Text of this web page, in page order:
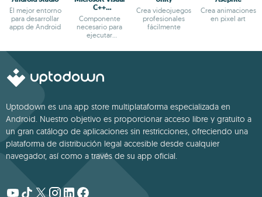
El mejor entorno
para desarrollar
apps de Android
C++
Redistributable
Componente
necesario para
ejecutar
Visual C++
Crea videojuegos
profesionales
fácilmente
Crea animaciones
en pixel art
Uptodown es una app store multiplataforma especializada en
Android. Nuestro objetivo es proporcionar acceso libre y gratuito a
un gran catálogo de aplicaciones sin restricciones, ofreciendo una
plataforma de distribución legal accesible desde cualquier
navegador, así como a través de su app oficial.